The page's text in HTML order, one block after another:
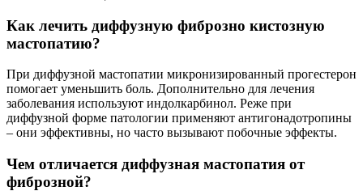
Как лечить диффузную фиброзно кистозную
мастопатию?
При диффузной мастопатии микронизированный прогестерон
помогает уменьшить боль. Дополнительно для лечения
заболевания используют индолкарбинол. Реже при
диффузной форме патологии применяют антигонадотропины
– они эффективны, но часто вызывают побочные эффекты.
Чем отличается диффузная мастопатия от
фиброзной?